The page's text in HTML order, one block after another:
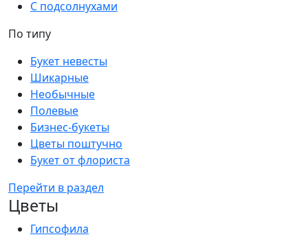
С подсолнухами
По типу
Букет невесты
Шикарные
Необычные
Полевые
Бизнес-букеты
Цветы поштучно
Букет от флориста
Перейти в раздел
Цветы
Гипсофила